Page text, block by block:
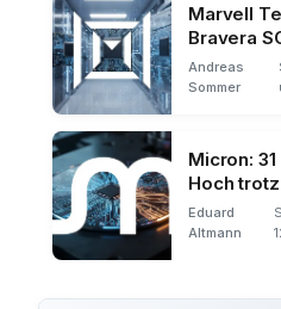
Marvell
Bravera
Andreas
Sommer
Micron:
Hoch
Eduard
Altmann